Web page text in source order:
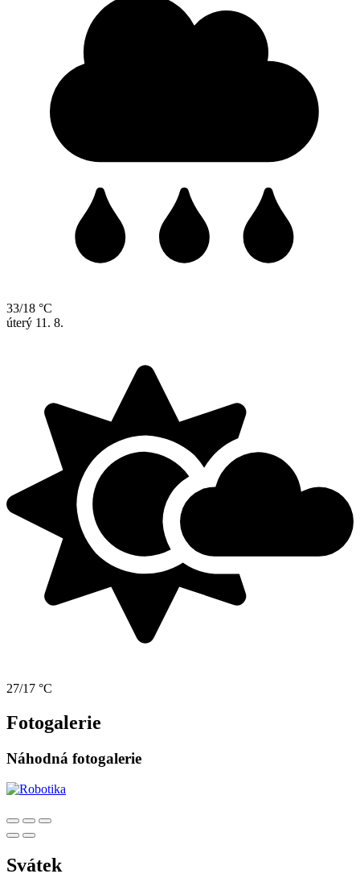
33/18 °C
úterý 11. 8.
27/17 °C
Fotogalerie
Náhodná fotogalerie
Svátek